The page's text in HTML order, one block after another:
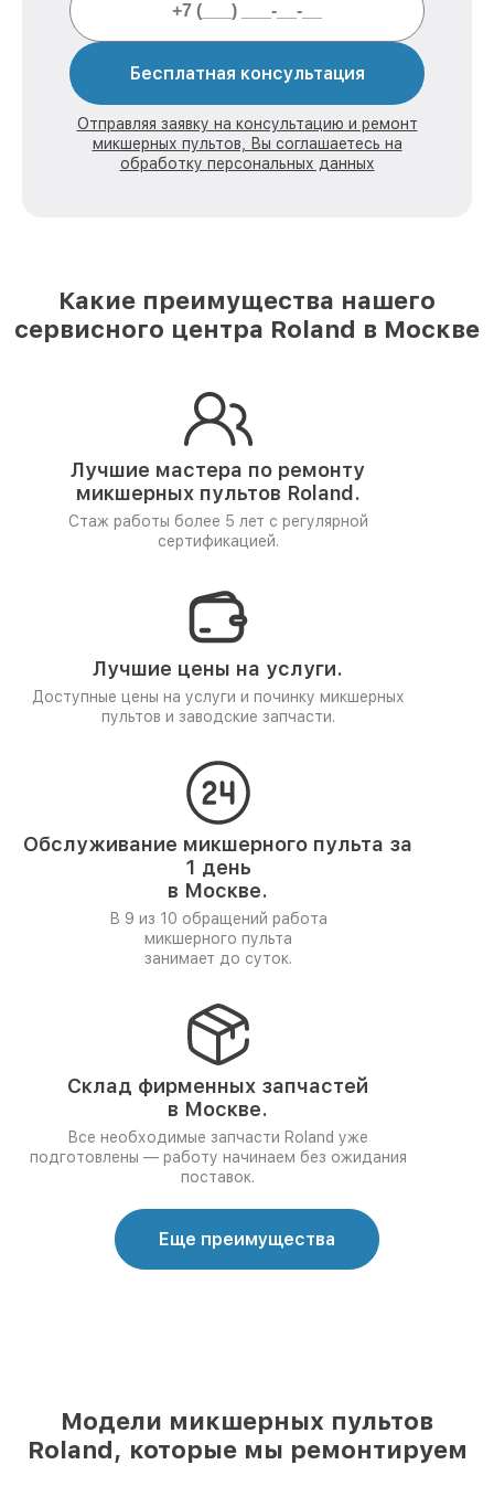
Бесплатная консультация
Отправляя заявку на консультацию и ремонт
микшерных пультов, Вы соглашаетесь на
обработку персональных данных
Какие преимущества нашего
сервисного центра Roland в Москве
Лучшие мастера по ремонту
микшерных пультов Roland.
Стаж работы более 5 лет с регулярной
сертификацией.
Лучшие цены на услуги.
Доступные цены на услуги и починку микшерных
пультов и заводские запчасти.
Обслуживание микшерного пульта за
1 день
в Москве.
В 9 из 10 обращений работа
микшерного пульта
занимает до суток.
Склад фирменных запчастей
в Москве.
Все необходимые запчасти Roland уже
подготовлены — работу начинаем без ожидания
поставок.
Еще преимущества
Модели микшерных пультов
Roland, которые мы ремонтируем